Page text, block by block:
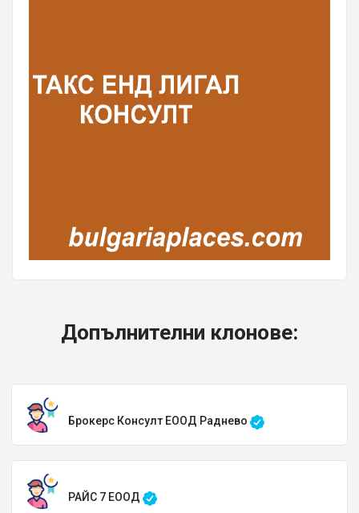
Допълнителни клонове:
Брокерс Консулт ЕООД Раднево
РАЙС 7 ЕООД